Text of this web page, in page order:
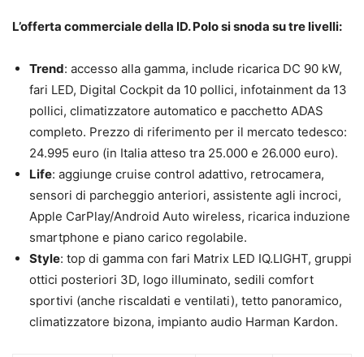
L’offerta commerciale della ID. Polo si snoda su tre livelli:
Trend: accesso alla gamma, include ricarica DC 90 kW,
fari LED, Digital Cockpit da 10 pollici, infotainment da 13
pollici, climatizzatore automatico e pacchetto ADAS
completo. Prezzo di riferimento per il mercato tedesco:
24.995 euro (in Italia atteso tra 25.000 e 26.000 euro).
Life: aggiunge cruise control adattivo, retrocamera,
sensori di parcheggio anteriori, assistente agli incroci,
Apple CarPlay/Android Auto wireless, ricarica induzione
smartphone e piano carico regolabile.
Style: top di gamma con fari Matrix LED IQ.LIGHT, gruppi
ottici posteriori 3D, logo illuminato, sedili comfort
sportivi (anche riscaldati e ventilati), tetto panoramico,
climatizzatore bizona, impianto audio Harman Kardon.